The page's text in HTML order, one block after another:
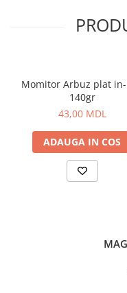
Altele
Accesorii conexe pescuit
Cântare
Instrumente
Momitor Arbuz plat
140gr
43,00 MDL
ADAUGA IN COS